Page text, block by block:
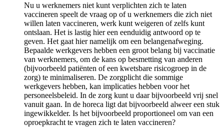
Nu u werknemers niet kunt verplichten zich te laten
vaccineren speelt de vraag op of u werknemers die zich niet
willen laten vaccineren, werk kunt weigeren of zelfs kunt
ontslaan. Het is lastig hier een eenduidig antwoord op te
geven. Het gaat hier namelijk om een belangenafweging.
Bepaalde werkgevers hebben een groot belang bij vaccinatie
van werknemers, om de kans op besmetting van anderen
(bijvoorbeeld patiënten of een kwetsbare risicogroep in de
zorg) te minimaliseren. De zorgplicht die sommige
werkgevers hebben, kan implicaties hebben voor het
personeelsbeleid. In de zorg kunt u daar bijvoorbeeld vrij snel
vanuit gaan. In de horeca ligt dat bijvoorbeeld alweer een stuk
ingewikkelder. Is het bijvoorbeeld proportioneel om van een
oproepkracht te vragen zich te laten vaccineren?